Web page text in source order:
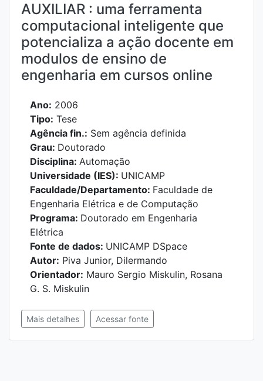
AUXILIAR : uma ferramenta
computacional inteligente que
potencializa a ação docente em
modulos de ensino de
engenharia em cursos online
Ano: 2006
Tipo: Tese
Agência fin.: Sem agência definida
Grau: Doutorado
Disciplina: Automação
Universidade (IES): UNICAMP
Faculdade/Departamento: Faculdade de
Engenharia Elétrica e de Computação
Programa: Doutorado em Engenharia
Elétrica
Fonte de dados: UNICAMP DSpace
Autor: Piva Junior, Dilermando
Orientador: Mauro Sergio Miskulin, Rosana
G. S. Miskulin
Mais detalhes Acessar fonte